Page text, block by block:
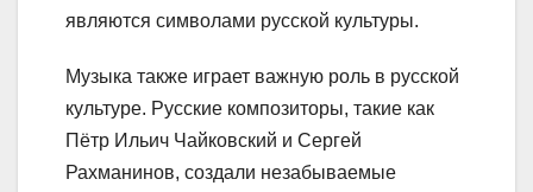
являются символами русской культуры.
Музыка также играет важную роль в русской
культуре. Русские композиторы, такие как
Пётр Ильич Чайковский и Сергей
Рахманинов, создали незабываемые